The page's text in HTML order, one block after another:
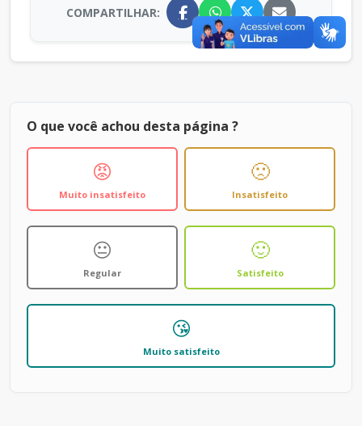
COMPARTILHAR:
O que você achou desta página ?
😡
Muito insatisfeito
🙁
Insatisfeito
😐
Regular
🙂
Satisfeito
😘
Muito satisfeito